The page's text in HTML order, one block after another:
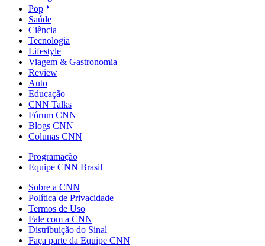
Pop
Saúde
Ciência
Tecnologia
Lifestyle
Viagem & Gastronomia
Review
Auto
Educação
CNN Talks
Fórum CNN
Blogs CNN
Colunas CNN
Programação
Equipe CNN Brasil
Sobre a CNN
Política de Privacidade
Termos de Uso
Fale com a CNN
Distribuição do Sinal
Faça parte da Equipe CNN